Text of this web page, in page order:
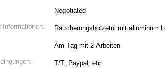
Negotiated
Informationen: Räucherungsholzetui mit alluminum
Am Tag mit 2 Arbeiten
T/T, Paypal, etc.